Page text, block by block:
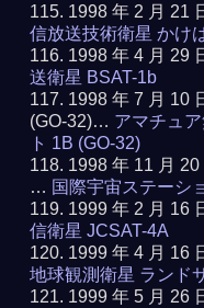
1998 年 2 月 21
信放送技術衛星 かけ
1998 年 4 月 29
送衛星 BSAT-1b
1998 年 7 月 10
(GO-32)… アマチュ
ト 1B (GO-32)
1998 年 11 月
… 国際宇宙ステーシ
1999 年 2 月 16
信衛星 JCSAT-4A
1999 年 4 月 16
地球観測衛星 ランド
1999 年 5 月 26